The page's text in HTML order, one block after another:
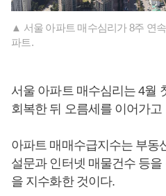
▲ 서울 아파트 매수심리가 8주 연
파트.
서울 아파트 매수심리는 4월
회복한 뒤 오름세를 이어가고
아파트 매매수급지수는 부동
설문과 인터넷 매물건수 등
을 지수화한 것이다.